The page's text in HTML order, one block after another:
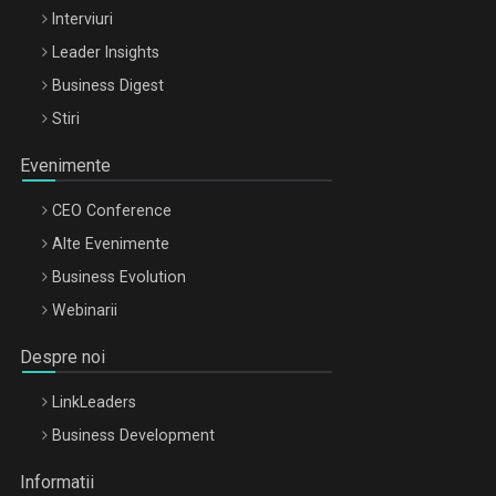
Interviuri
Leader Insights
Business Digest
Stiri
Evenimente
CEO Conference
Alte Evenimente
Business Evolution
Webinarii
Despre noi
LinkLeaders
Business Development
Informatii